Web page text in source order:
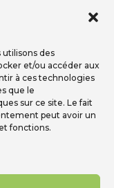
des
et/ou accéder aux
à ces technologies
que le
sur ce site. Le fait
peut avoir un
fonctions.
04